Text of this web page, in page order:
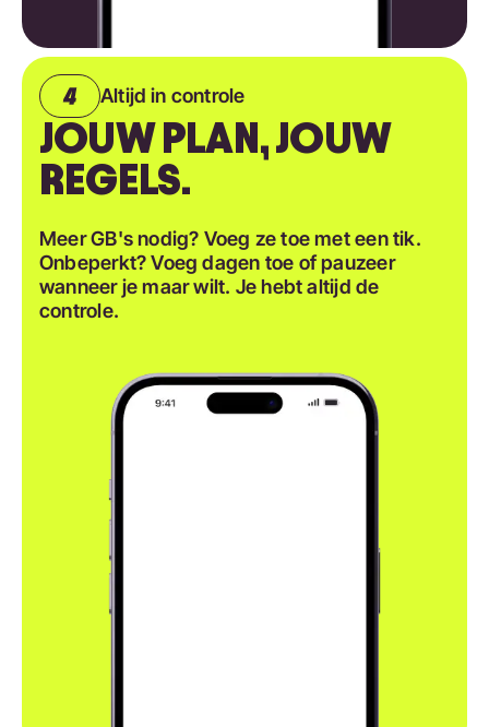
Altijd in controle
JOUW PLAN, JOUW
REGELS.
Meer GB's nodig? Voeg ze toe met een tik.
Onbeperkt? Voeg dagen toe of pauzeer
wanneer je maar wilt. Je hebt altijd de
controle.